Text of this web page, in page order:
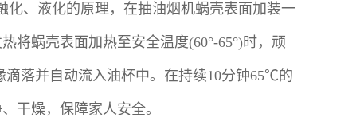
化、液化的原理，在抽油烟机蜗壳表面加装一
将蜗壳表面加热至安全温度(60°-65°)时，顽
落并自动流入油杯中。在持续10分钟65℃的
干燥，保障家人安全。